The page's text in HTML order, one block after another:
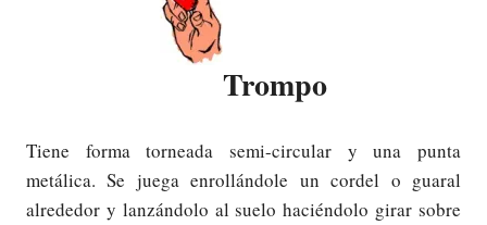
Trompo
Tiene forma torneada semi-circular y una punta
metálica. Se juega enrollándole un cordel o guaral
alrededor y lanzándolo al suelo haciéndolo girar sobre